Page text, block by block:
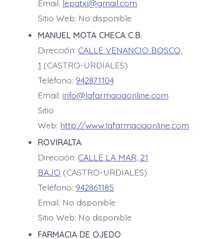
Email: lepatxi@gmail.com
Sitio Web: No disponible
MANUEL MOTA CHECA C.B.
Dirección: CALLE VENANCIO BOSCO,
1 (CASTRO-URDIALES)
Teléfono: 942871104
Email:info@lafarmaciaonline.com
Sitio
Web: http://www.lafarmaciaonline.com
ROVIRALTA
Dirección: CALLE LA MAR, 21
BAJO (CASTRO-URDIALES)
Teléfono: 942861185
Email: No disponible
Sitio Web: No disponible
FARMACIA DE OJEDO